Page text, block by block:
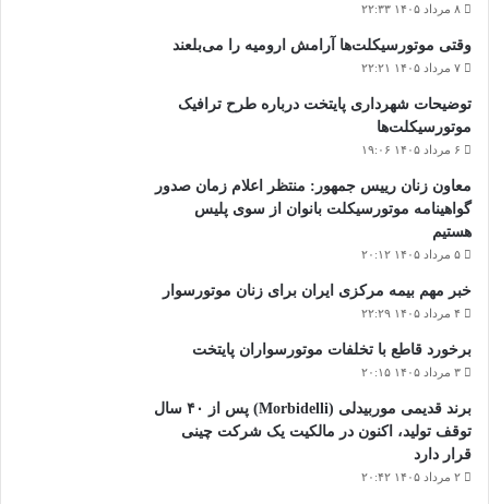
۸ مرداد ۱۴۰۵ ۲۲:۳۳
وقتی موتورسیکلت‌ها آرامش ارومیه را می‌بلعند
۷ مرداد ۱۴۰۵ ۲۲:۲۱
توضیحات شهرداری پایتخت درباره طرح ترافیک
موتورسیکلت‌ها
۶ مرداد ۱۴۰۵ ۱۹:۰۶
معاون زنان رییس جمهور: منتظر اعلام زمان صدور
گواهینامه موتورسیکلت بانوان از سوی پلیس
هستیم
۵ مرداد ۱۴۰۵ ۲۰:۱۲
خبر مهم بیمه مرکزی ایران برای زنان موتورسوار
۴ مرداد ۱۴۰۵ ۲۲:۲۹
برخورد قاطع با تخلفات موتورسواران پایتخت
۳ مرداد ۱۴۰۵ ۲۰:۱۵
برند قدیمی موربیدلی (Morbidelli) پس از ۴۰ سال
توقف تولید، اکنون در مالکیت یک شرکت چینی
قرار دارد
۲ مرداد ۱۴۰۵ ۲۰:۴۲